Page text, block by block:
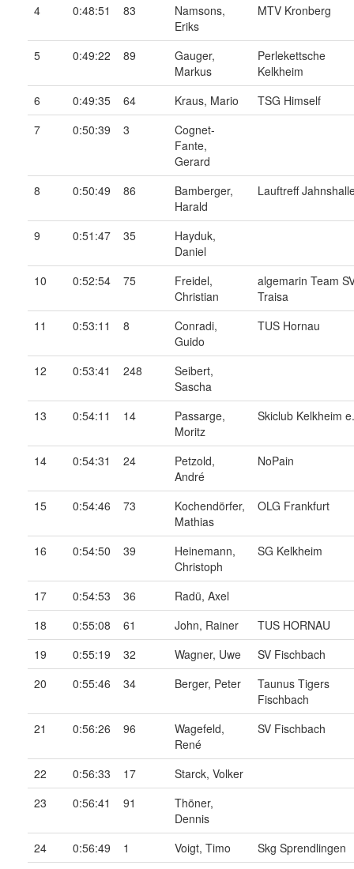
4 0:48:51 83
Namsons,
Eriks
MTV Kronberg
5 0:49:22 89
Gauger,
Markus
Perlekettsche
Kelkheim
6
0:49:35 64 Kraus, Mario
TSG Himself
7
0:50:39 3
Cognet-
Fante,
Gerard
8
0:50:49 86
Bamberger,
Harald
Lauftreff
9 0:51:47 35
Hayduk,
Daniel
10
0:52:54 75
Freidel,
Christian
algemarin Team
Traisa
11
0:53:11 8
Conradi,
Guido
TUS Hornau
12 0:53:41 248
Seibert,
Sascha
13
0:54:11 14
Passarge,
Moritz
Skiclub Kelkheim
14 0:54:31 24
Petzold,
André
NoPain
15 0:54:46 73
Kochendörfer,
Mathias
OLG Frankfurt
16 0:54:50 39
Heinemann,
Christoph
SG Kelkheim
17 0:54:53 36
Radü, Axel
18
0:55:08 61 John, Rainer
TUS HORNAU
19
0:55:19 32 Wagner, Uwe
SV Fischbach
20
0:55:46 34 Berger, Peter
Taunus Tigers
Fischbach
21
0:56:26 96
Wagefeld,
René
SV Fischbach
22 0:56:33 17
Starck, Volker
23
0:56:41 91
Thöner,
Dennis
24
0:56:49 1 Voigt, Timo Skg Sprendlingen